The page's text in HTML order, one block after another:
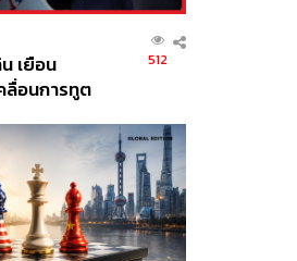
เยือน
ลื่อนการทูต
ทย –
512